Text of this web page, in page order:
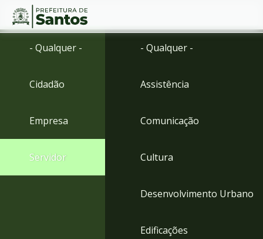
Ir
menu
para
Conteúdo
- Qualquer -
Cidadão
Empresa
Servidor
- Qualquer -
Assistência
Comunicação
Cultura
Desenvolvimento Urbano
Edificações